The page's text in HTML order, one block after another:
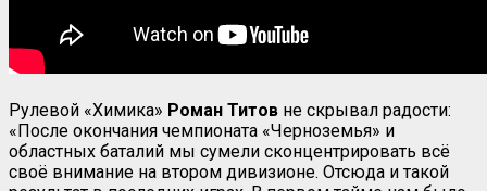
Рулевой «Химика» Роман Титов не скрывал радости:
«После окончания чемпионата «Черноземья» и
областных баталий мы сумели сконцентрировать всё
своё внимание на втором дивизионе. Отсюда и такой